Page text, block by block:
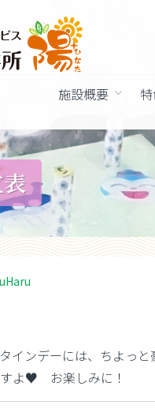
施設概要
インデーには、ちよっ
すよ♥ お楽しみに！